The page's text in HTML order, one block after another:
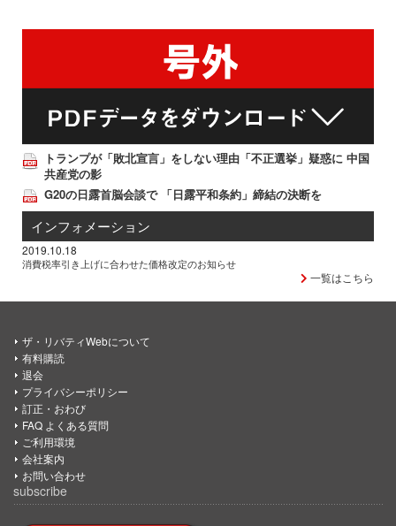
トランプが「敗北宣言」をしない理由「不正選挙」疑惑に 中国
共産党の影
G20の日露首脳会談で 「日露平和条約」締結の決断を
インフォメーション
2019.10.18
消費税率引き上げに合わせた価格改定のお知らせ
一覧はこちら
ザ・リバティWebについて
有料購読
退会
プライバシーポリシー
訂正・おわび
FAQ よくある質問
ご利用環境
会社案内
お問い合わせ
subscribe